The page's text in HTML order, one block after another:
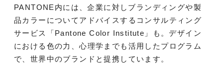
PANTONE内には、企業に対しブランディングや製
品カラーについてアドバイスするコンサルティング
サービス「Pantone Color Institute」も。デザイン
における色の力、心理学までも活用したプログラム
で、世界中のブランドと提携しています。